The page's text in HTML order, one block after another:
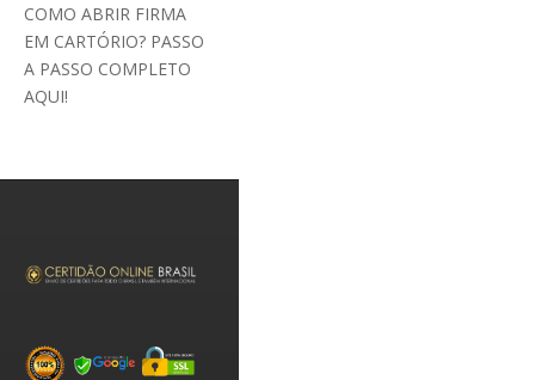
COMO ABRIR FIRMA
EM CARTÓRIO? PASSO
A PASSO COMPLETO
AQUI!